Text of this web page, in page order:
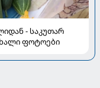
- საკუთარ
ფოტოები